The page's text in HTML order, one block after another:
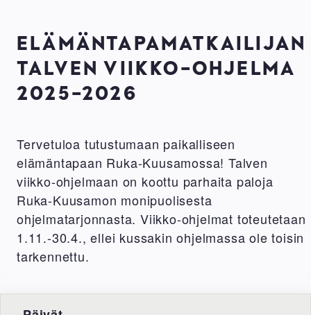
ELÄMÄNTAPAMATKAILIJAN
TALVEN VIIKKO-OHJELMA
2025-2026
Tervetuloa tutustumaan paikalliseen
elämäntapaan Ruka-Kuusamossa! Talven
viikko-ohjelmaan on koottu parhaita paloja
Ruka-Kuusamon monipuolisesta
ohjelmatarjonnasta. Viikko-ohjelmat toteutetaan
1.11.-30.4., ellei kussakin ohjelmassa ole toisin
tarkennettu.